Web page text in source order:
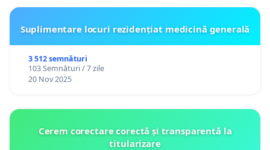
Suplimentare locuri rezidențiat medicină generală
3 512 semnături
103 Semnături / 7 zile
20 Nov 2025
Cerem corectare corectă și transparentă la
titularizare